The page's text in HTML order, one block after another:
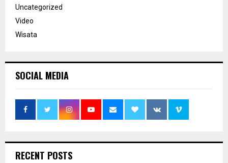
Uncategorized
Video
Wisata
SOCIAL MEDIA
RECENT POSTS